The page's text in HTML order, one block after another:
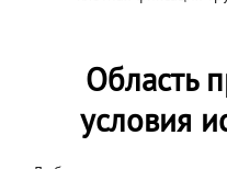
Область
условия